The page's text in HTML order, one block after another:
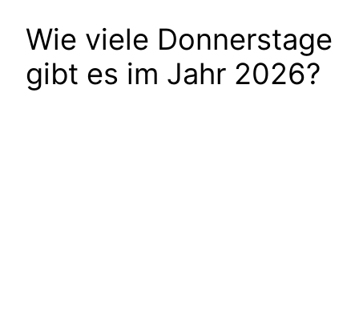
Wie viele Donnerstage
gibt es im Jahr 2026?